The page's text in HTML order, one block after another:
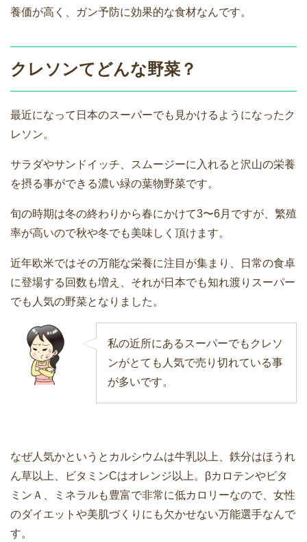
養価が高く、ガン予防に効果的な食材なんです。
クレソンてどんな野菜？
最近になって日本のスーパーでも見かけるようになったク
レソン。
サラダやサンドイッチ、スムージーに入れると沢山の栄養
を摂る事ができる濃い緑の葉物野菜です。
旬の時期は冬の終わりから春にかけて3〜6月ですが、繁殖
率が高いので秋や冬でも美味しく頂けます。
近年欧米ではその万能な栄養に注目が集まり、日常の食卓
に登場する回数も増え、それが日本でも知れ渡りスーパー
でも人気の野菜となりました。
私の近所にあるスーパーでもクレソ
ンがとても人気で売り切れている事
が多いです。
なぜ人気かというとカルシウムは牛乳以上、鉄分はほうれ
ん草以上、ビタミンCはオレンジ以上。βカロテンやビタ
ミンＡ、ミネラルも豊富で非常に低カロリーなので、女性
のダイエットや美肌づくりにも欠かせない万能選手なんで
す。